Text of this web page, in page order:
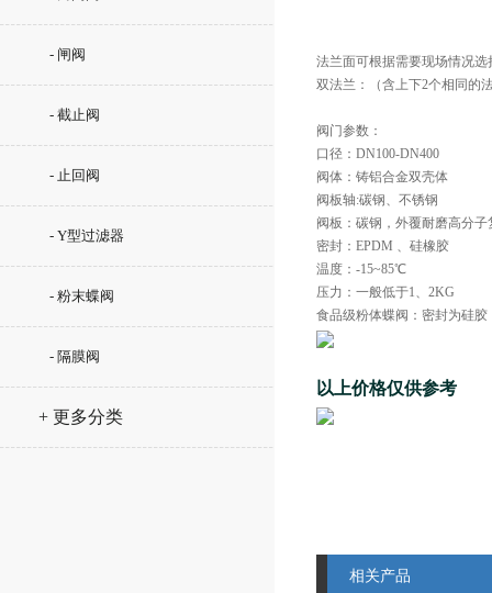
- 闸阀
- 截止阀
- 止回阀
- Y型过滤器
- 粉末蝶阀
- 隔膜阀
+ 更多分类
法兰面可根据需要现场情况
双法兰：（含上下2个相同的
阀门参数：
口径：DN100-DN400
阀体：铸铝合金双壳体
阀板轴:碳钢、不锈钢
阀板：碳钢，外覆耐磨高分
密封：EPDM 、硅橡胶
温度：-15~85℃
压力：一般低于1、2KG
食品级粉体蝶阀：密封为硅胶
以上价格仅供参考
相关产品